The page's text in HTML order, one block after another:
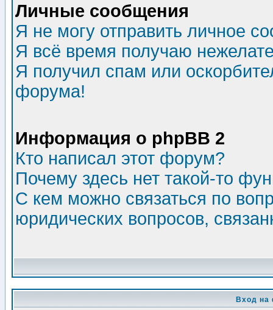
Личные сообщения
Я не могу отправить личное
Я всё время получаю
Я получил спам или
форума!
Информация о phpBB 2
Кто написал этот форум?
Почему здесь нет такой-то
С кем можно связаться по
юридических вопросов,
Вход на